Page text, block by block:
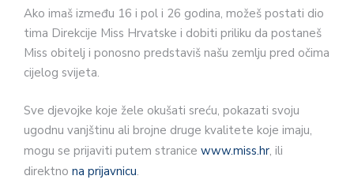
Ako imaš između 16 i pol i 26 godina, možeš postati dio
tima Direkcije Miss Hrvatske i dobiti priliku da postaneš
Miss obitelj i ponosno predstaviš našu zemlju pred očima
cijelog svijeta.
Sve djevojke koje žele okušati sreću, pokazati svoju
ugodnu vanjštinu ali brojne druge kvalitete koje imaju,
mogu se prijaviti putem stranice www.miss.hr, ili
direktno na prijavnicu.